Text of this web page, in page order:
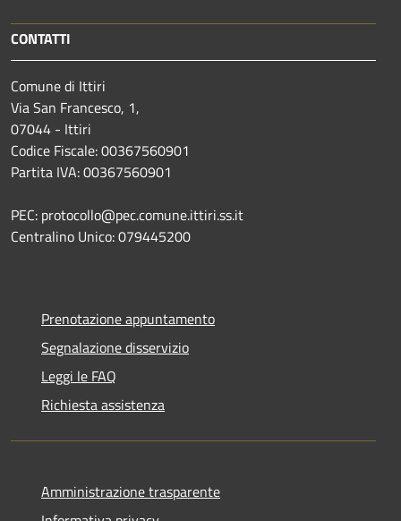
CONTATTI
Comune di Ittiri
Via San Francesco, 1,
07044 - Ittiri
Codice Fiscale: 00367560901
Partita IVA: 00367560901
PEC: protocollo@pec.comune.ittiri.ss.it
Centralino Unico: 079445200
Prenotazione appuntamento
Segnalazione disservizio
Leggi le FAQ
Richiesta assistenza
Amministrazione trasparente